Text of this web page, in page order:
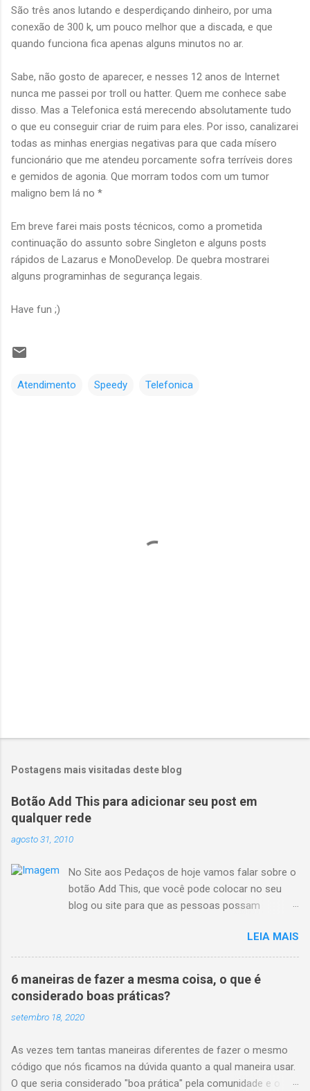
São três anos lutando e desperdiçando dinheiro, por uma
conexão de 300 k, um pouco melhor que a discada, e que
quando funciona fica apenas alguns minutos no ar.
Sabe, não gosto de aparecer, e nesses 12 anos de Internet
nunca me passei por troll ou hatter. Quem me conhece sabe
disso. Mas a Telefonica está merecendo absolutamente tudo
o que eu conseguir criar de ruim para eles. Por isso, canalizarei
todas as minhas energias negativas para que cada mísero
funcionário que me atendeu porcamente sofra terríveis dores
e gemidos de agonia. Que morram todos com um tumor
maligno bem lá no *
Em breve farei mais posts técnicos, como a prometida
continuação do assunto sobre Singleton e alguns posts
rápidos de Lazarus e MonoDevelop. De quebra mostrarei
alguns programinhas de segurança legais.
Have fun ;)
Atendimento Speedy Telefonica
Postagens mais visitadas deste blog
Botão Add This para adicionar seu post em
qualquer rede
agosto 31, 2010
No Site aos Pedaços de hoje vamos falar sobre o
botão Add This, que você pode colocar no seu
blog ou site para que as pessoas possam
ferramenta legal porque, além de integração
nativa com o blogger, te dando o código pronto
sem você ter que quebrar muito a cabeça, ele te
dá estatísticas por e-mail, dizendo quem clicou
no que e repassou pra onde. Para iniciar acesse
o site http://www.addthis.com/ e escolha seu
botão e integre com uma conta do google
analytics se você possuir. Não falaremos sobre o
google analytics nesse post, talvez futuramente.
LEIA MAIS
6 maneiras de fazer a mesma coisa, o que é
considerado boas práticas?
setembro 18, 2020
As vezes tem tantas maneiras diferentes de fazer o mesmo
código que nós ficamos na dúvida quanto a qual maneira usar.
O que seria considerado "boa prática" pela comunidade e o